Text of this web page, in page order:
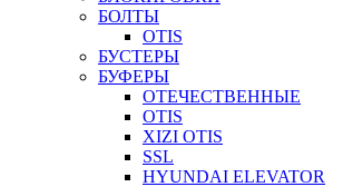
БОЛТЫ
OTIS
БУСТЕРЫ
БУФЕРЫ
ОТЕЧЕСТВЕННЫЕ
OTIS
XIZI OTIS
SSL
HYUNDAI ELEVATOR